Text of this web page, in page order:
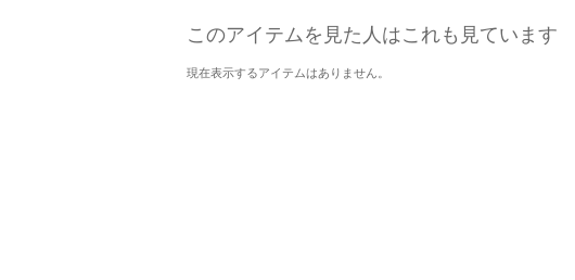
このアイテムを見た人はこれも見ています
現在表示するアイテムはありません。